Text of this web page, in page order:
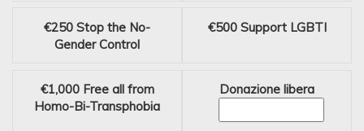
€250 Stop the No-
Gender Control
€500 Support LGBTI
€1,000 Free all from
Homo-Bi-Transphobia
Donazione libera